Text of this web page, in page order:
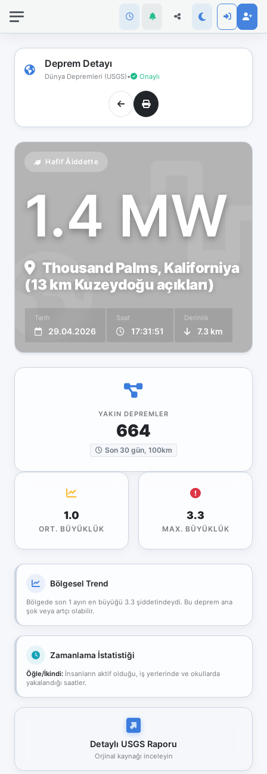
Deprem Detayı
Dünya Depremleri (USGS)• Onaylı
Hafif Åiddette
1.4 MW
Thousand Palms, Kaliforniya
(13 km Kuzeydoğu açıkları)
Tarih
29.04.2026
Saat
17:31:51
Derinlik
7.3 km
YAKIN DEPREMLER
664
Son 30 gün, 100km
1.0
ORT. BÜYÜKLÜK
3.3
MAX. BÜYÜKLÜK
Bölgesel Trend
Bölgede son 1 ayın en büyüğü 3.3 şiddetindeydi. Bu deprem ana
şok veya artçı olabilir.
Zamanlama İstatistiği
Öğle/İkindi: İnsanların aktif olduğu, iş yerlerinde ve okullarda
yakalandığı saatler.
Detaylı USGS Raporu
Orjinal kaynağı inceleyin
bağlantınız
koptu!
Çevrimdışı
moddasınız.